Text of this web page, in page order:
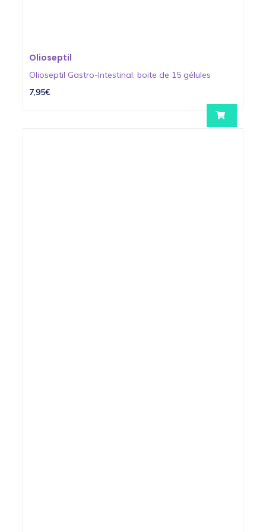
Olioseptil
Olioseptil Gastro-Intestinal, boite de 15 gélules
7,95€